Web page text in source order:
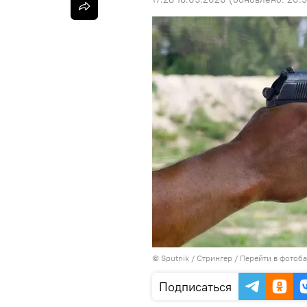
© Sputnik / Стрингер / Перейти в
Подписаться